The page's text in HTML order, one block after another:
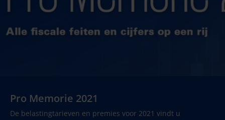
Pro Memorie 2021
De belastingtarieven en premies voor 2021 vindt u